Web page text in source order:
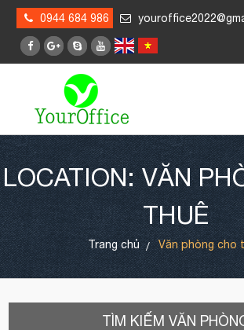
0944 684 986
LOCATION: VĂN
THUÊ
Trang chủ Văn phòng cho
TÌM KIẾM VĂN